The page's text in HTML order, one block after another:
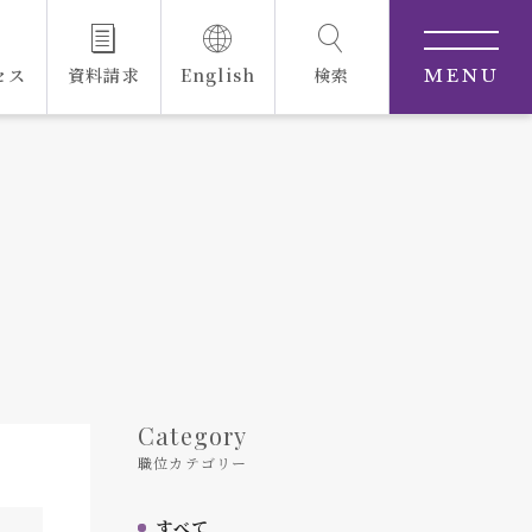
ス 資料請求 English 検索 MENU
Category
職位カテゴリー
すべて